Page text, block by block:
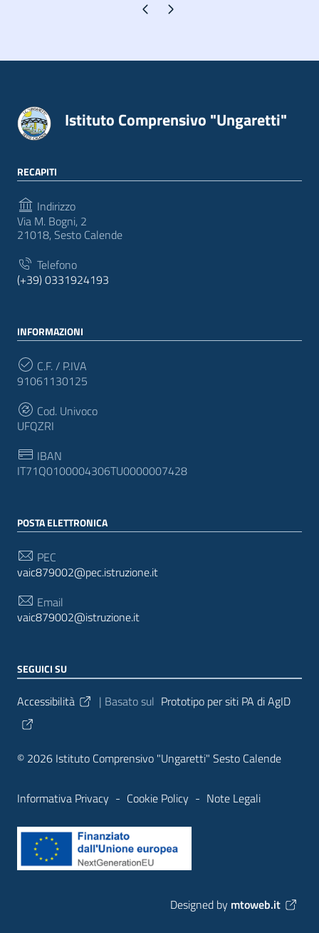
Pagina precedente
Pagina successiva
Istituto Comprensivo "Ungaretti"
RECAPITI
Indirizzo
Via M. Bogni, 2
21018, Sesto Calende
Telefono
(+39) 0331924193
INFORMAZIONI
C.F. / P.IVA
91061130125
Cod. Univoco
UFQZRI
IBAN
IT71Q0100004306TU0000007428
POSTA ELETTRONICA
PEC
vaic879002@pec.istruzione.it
Email
vaic879002@istruzione.it
SEGUICI SU
Sezione Link Utili
Accessibilità | Basato sul Prototipo per siti PA di AgID
© 2026 Istituto Comprensivo "Ungaretti" Sesto Calende
Informativa Privacy - Cookie Policy - Note Legali
Designed by mtoweb.it